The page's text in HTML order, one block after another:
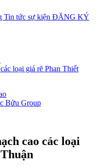
Tin tức sự kiện ĐĂNG KÝ
loại giá rẽ Phan Thiết
cao các loại